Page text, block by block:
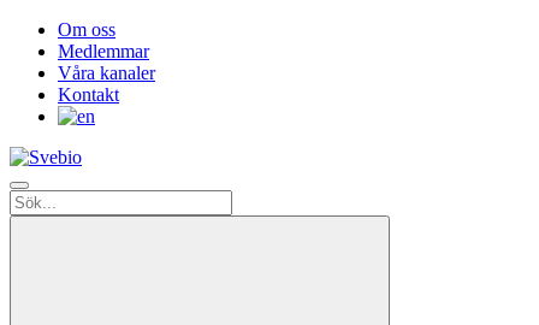
Om oss
Medlemmar
Våra kanaler
Kontakt